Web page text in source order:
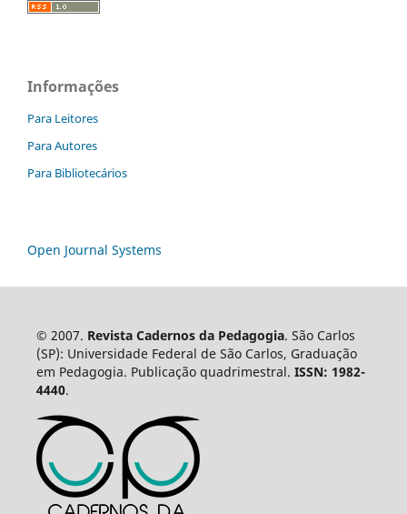
Informações
Para Leitores
Para Autores
Para Bibliotecários
Open Journal Systems
© 2007. Revista Cadernos da Pedagogia. São Carlos
(SP): Universidade Federal de São Carlos, Graduação
em Pedagogia. Publicação quadrimestral. ISSN: 1982-
4440.